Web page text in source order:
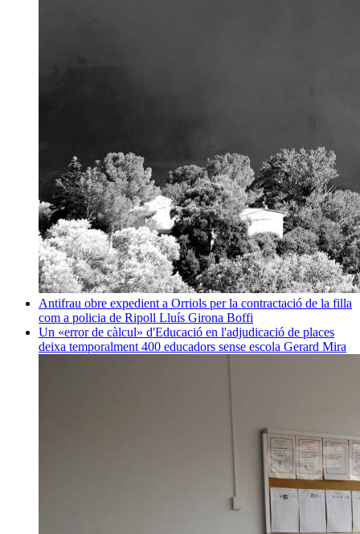
Antifrau obre expedient a Orriols per la contractació de la filla
com a policia de Ripoll Lluís Girona Boffi
Un «error de càlcul» d'Educació en l'adjudicació de places
deixa temporalment 400 educadors sense escola Gerard Mira